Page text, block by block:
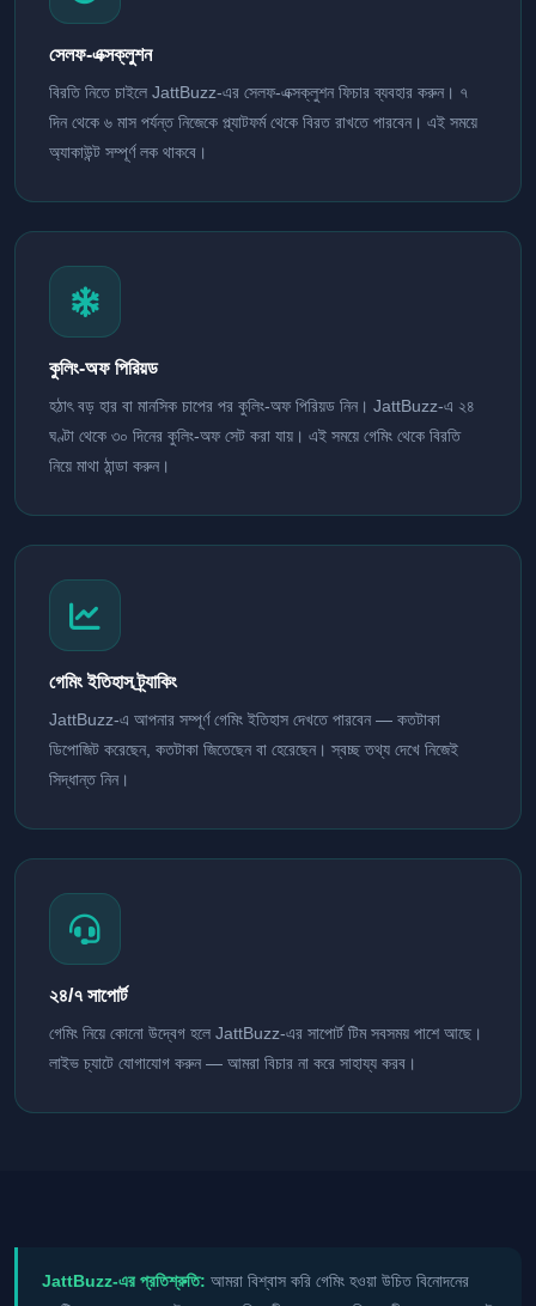
সেলফ-এক্সক্লুশন
বিরতি নিতে চাইলে JattBuzz-এর সেলফ-এক্সক্লুশন ফিচার ব্যবহার করুন। ৭
দিন থেকে ৬ মাস পর্যন্ত নিজেকে প্ল্যাটফর্ম থেকে বিরত রাখতে পারবেন। এই সময়ে
অ্যাকাউন্ট সম্পূর্ণ লক থাকবে।
কুলিং-অফ পিরিয়ড
হঠাৎ বড় হার বা মানসিক চাপের পর কুলিং-অফ পিরিয়ড নিন। JattBuzz-এ ২৪
ঘণ্টা থেকে ৩০ দিনের কুলিং-অফ সেট করা যায়। এই সময়ে গেমিং থেকে বিরতি
নিয়ে মাথা ঠান্ডা করুন।
গেমিং ইতিহাস ট্র্যাকিং
JattBuzz-এ আপনার সম্পূর্ণ গেমিং ইতিহাস দেখতে পারবেন — কতটাকা
ডিপোজিট করেছেন, কতটাকা জিতেছেন বা হেরেছেন। স্বচ্ছ তথ্য দেখে নিজেই
সিদ্ধান্ত নিন।
২৪/৭ সাপোর্ট
গেমিং নিয়ে কোনো উদ্বেগ হলে JattBuzz-এর সাপোর্ট টিম সবসময় পাশে আছে।
লাইভ চ্যাটে যোগাযোগ করুন — আমরা বিচার না করে সাহায্য করব।
JattBuzz-এর প্রতিশ্রুতি: আমরা বিশ্বাস করি গেমিং হওয়া উচিত বিনোদনের